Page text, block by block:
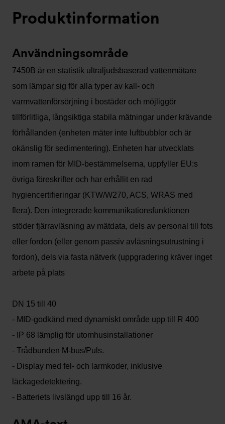
nu)
Produktinformation
Användningsområde
7450B är en statistik ultraljudsbaserad vattenmätare
som lämpar sig för alla typer av kall- och
varmvattenförsörjning i bostäder och möjliggör
tillförlitliga, långsiktiga stabila mätningar under krävande
förhållanden (enheten mäter inte luftbubblor och är
okänslig för sedimentering). Enheten har utvecklats
inom ramen för MID-bestämmelserna, uppfyller EU:s
övriga föreskrifter och har erhållit en rad
hygiencertifieringar (KTW/W270, ACS, WRAS med
flera). Den integrerade kommunikationsfunktionen
stöder fjärravläsning av mätdata, dels av personal till fots
eller fordon (eller genom passiv avläsningsutrustning i
fordon), dels via fasta nätverk (uppgradering kräver inget
arbete på plats
DN 15 till 40
- MID-godkänd med dynamiskt område upp till R 400
- IP 68 lämplig för utomhusinstallationer
- Trådbunden M-bus/Puls.
- Display med fel- och larmkoder, inklusive
läckagedetektering.
- Batteriets livslängd upp till 16 år.